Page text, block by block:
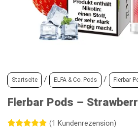
Startseite / ELFA & Co. Pods / Flerbar
Flerbar Pods –
(1 Kundenrezension)